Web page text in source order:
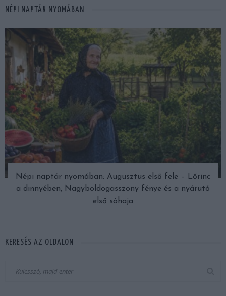
NÉPI NAPTÁR NYOMÁBAN
Népi naptár nyomában: Augusztus első fele – Lőrinc
a dinnyében, Nagyboldogasszony fénye és a nyárutó
első sóhaja
KERESÉS AZ OLDALON